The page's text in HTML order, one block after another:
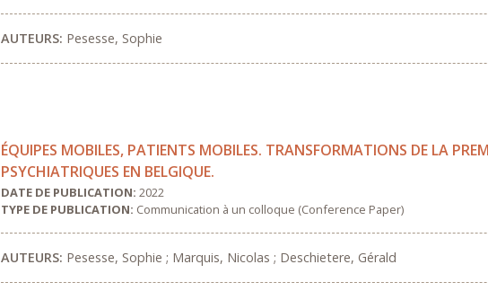
AUTEURS: Pesesse, Sophie
ÉQUIPES MOBILES, PATIENTS MOBILES. TRANSFORMATIONS DE LA
PSYCHIATRIQUES EN BELGIQUE.
DATE DE PUBLICATION: 2022
TYPE DE PUBLICATION: Communication à un colloque (Conference Paper)
AUTEURS: Pesesse, Sophie ; Marquis, Nicolas ; Deschietere, Gérald